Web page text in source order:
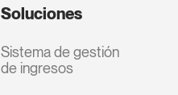
Soluciones
Sistema de gestión
de ingresos